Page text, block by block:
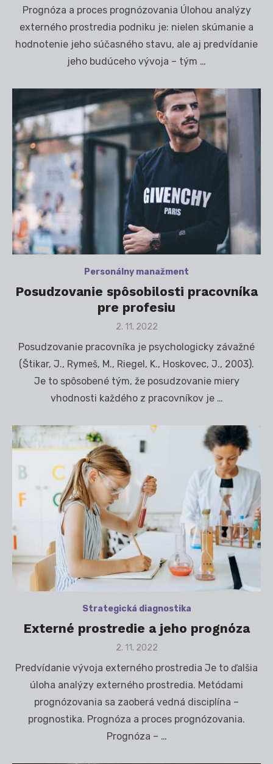
Prognóza a proces prognózovania Úlohou analýzy
externého prostredia podniku je: nielen skúmanie a
hodnotenie jeho súčasného stavu, ale aj predvídanie
jeho budúceho vývoja – tým …
Personálny manažment
Posudzovanie spôsobilosti pracovníka
pre profesiu
Posted
2. 11. 2022
Posudzovanie pracovníka je psychologicky závažné
(Štikar, J., Rymeš, M., Riegel, K., Hoskovec, J., 2003).
Je to spôsobené tým, že posudzovanie miery
vhodnosti každého z pracovníkov je …
Strategická diagnostika
Externé prostredie a jeho prognóza
Posted
2. 11. 2022
Predvídanie vývoja externého prostredia Je to ďalšia
úloha analýzy externého prostredia. Metódami
prognózovania sa zaoberá vedná disciplína –
prognostika. Prognóza a proces prognózovania.
Prognóza – …